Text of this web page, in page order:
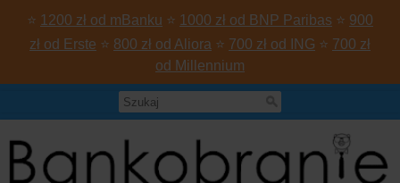
⭐ 1200 zł od mBanku ⭐ 1000 zł od BNP Paribas ⭐ 900
zł od Erste ⭐ 800 zł od Aliora ⭐ 700 zł od ING ⭐ 700 zł
od Millennium